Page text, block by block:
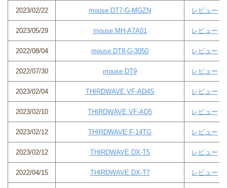
2023/02/22 mouse DT7-G-MGZN レビュー
2023/05/29 mouse MH-A7A01 レビュー
2022/08/04 mouse DT8-G-3050 レビュー
2022/07/30 mouse DT9 レビュー
2023/02/04 THIRDWAVE VF-AD4S レビュー
2023/02/10 THIRDWAVE VF-AD5 レビュー
2023/02/12 THIRDWAVE F-14TG レビュー
2023/02/12 THIRDWAVE DX-T5 レビュー
2022/04/15 THIRDWAVE DX-T7 レビュー